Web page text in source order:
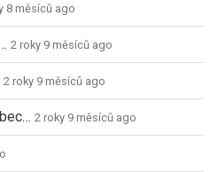
8 měsíců ago
2 roky 9 měsíců ago
2 roky 9 měsíců ago
2 roky 9 měsíců ago